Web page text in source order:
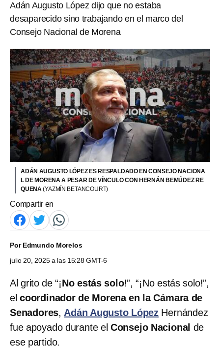
Adán Augusto López dijo que no estaba
desaparecido sino trabajando en el marco del
Consejo Nacional de Morena
ADÁN AUGUSTO LÓPEZ ES RESPALDADO EN CONSEJO NACIONA
L DE MORENA A PESAR DE VÍNCULO CON HERNÁN BEMÚDEZ RE
QUENA(YAZMÍN BETANCOURT)
Compartir en
PorEdmundo Morelos
julio 20, 2025 a las 15:28 GMT-6
Al grito de “¡No estás solo!”, “¡No estás solo!”,
el coordinador de Morena en la Cámara de
Senadores, Adán Augusto López Hernández
fue apoyado durante el Consejo Nacional de
ese partido.